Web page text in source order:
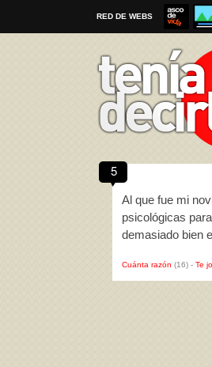
RED DE WEBS
5
Al que fue mi
psicológicas
demasiado bien
Cuánta razón (16) - Te